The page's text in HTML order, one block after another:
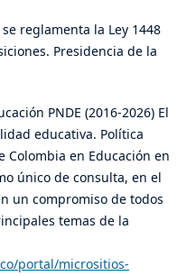
reglamenta la Ley 1448
Presidencia de la
PNDE (2016-2026) El
educativa. Política
en Educación en
único de consulta, en el
un compromiso de todos
temas de la
portal/micrositios-